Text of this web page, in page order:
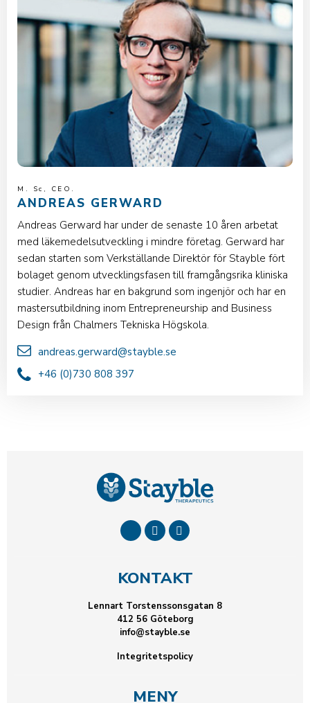
M. Sc, CEO.
ANDREAS GERWARD
Andreas Gerward har under de senaste 10 åren arbetat
med läkemedelsutveckling i mindre företag. Gerward har
sedan starten som Verkställande Direktör för Stayble fört
bolaget genom utvecklingsfasen till framgångsrika kliniska
studier. Andreas har en bakgrund som ingenjör och har en
mastersutbildning inom Entrepreneurship and Business
Design från Chalmers Tekniska Högskola.
andreas.gerward@stayble.se
+46 (0)730 808 397
KONTAKT
Lennart Torstenssonsgatan 8
412 56 Göteborg
info@stayble.se
Integritetspolicy
MENY